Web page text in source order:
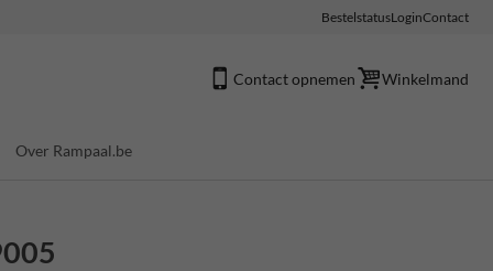
BestelstatusLoginContact
Contact opnemen Winkelmand
Over Rampaal.be